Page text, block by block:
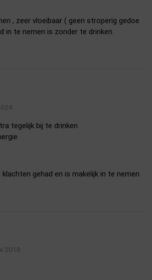
, zeer vloeibaar ( geen stroperig gedoe
in te nemen is zonder te drinken.
tegelijk bij te drinken
gehad en is makelijk in te nemen
2018